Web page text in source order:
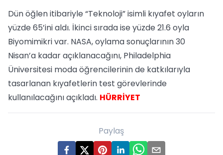
Dün öğlen itibariyle “Teknoloji” isimli kıyafet oyların
yüzde 65’ini aldı. İkinci sırada ise yüzde 21.6 oyla
Biyomimikri var. NASA, oylama sonuçlarının 30
Nisan’a kadar açıklanacağını, Philadelphia
Üniversitesi moda öğrencilerinin de katkılarıyla
tasarlanan kıyafetlerin test görevlerinde
kullanılacağını açıkladı. HÜRRİYET
Paylaş